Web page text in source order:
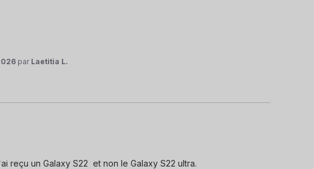
par Laetitia L.
reçu un Galaxy S22  et non le Galaxy S22 ultra.